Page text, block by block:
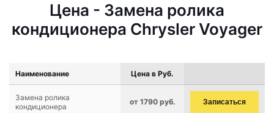
Цена - Замена ролика
кондиционера Chrysler Voyager
Наименование Цена в Руб.
Замена ролика
кондиционера
от 1790 руб. Записаться